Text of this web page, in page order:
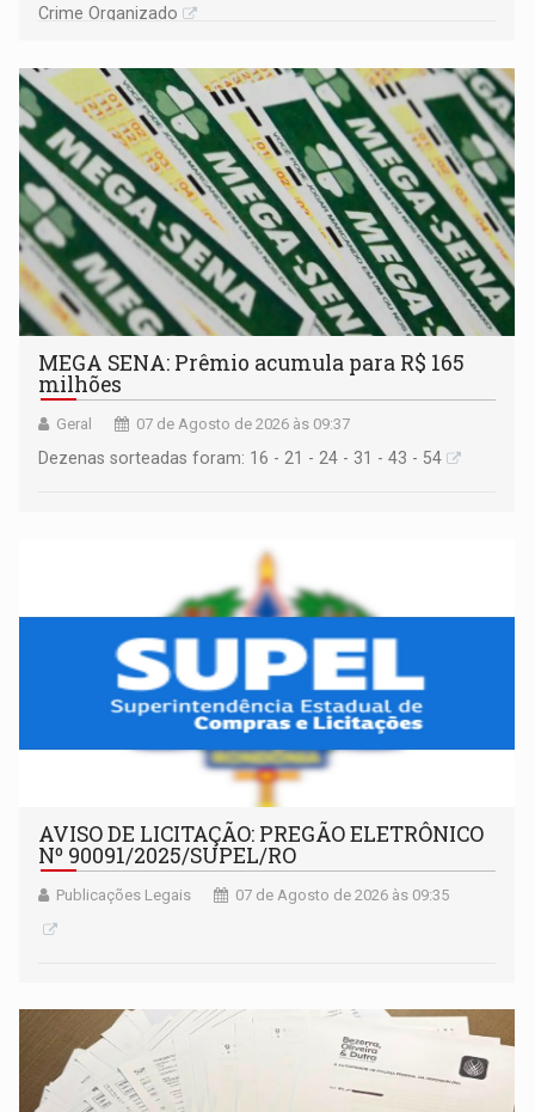
Crime Organizado
MEGA SENA: Prêmio acumula para R$ 165
milhões
Geral 07 de Agosto de 2026 às 09:37
Dezenas sorteadas foram: 16 - 21 - 24 - 31 - 43 - 54
AVISO DE LICITAÇÃO: PREGÃO ELETRÔNICO
Nº 90091/2025/SUPEL/RO
Publicações Legais 07 de Agosto de 2026 às 09:35